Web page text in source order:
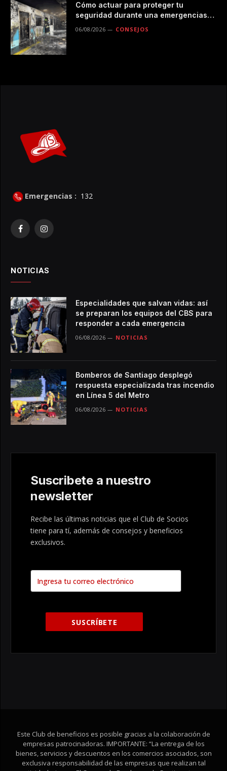
Cómo actuar para proteger tu
seguridad durante una emergencias
06/08/2026 CONSEJOS
Emergencias : 132
FacebookInstagram
NOTICIAS
Especialidades que salvan vidas: así
se preparan los equipos del CBS para
responder a cada emergencia
06/08/2026 NOTICIAS
Bomberos de Santiago desplegó
respuesta especializada tras incendio
en Línea 5 del Metro
06/08/2026 NOTICIAS
Suscribete a nuestro
newsletter
Recibe las últimas noticias que el Club de Socios
tiene para tí, además de consejos y beneficios
exclusivos.
Este Club de beneficios es posible gracias a la colaboración de
empresas patrocinadoras. IMPORTANTE: “La entrega de los
bienes, servicios y descuentos en los comercios asociados, son
exclusiva responsabilidad de las empresas que realizan tal